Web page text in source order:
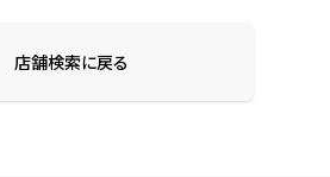
店舗検索に戻る